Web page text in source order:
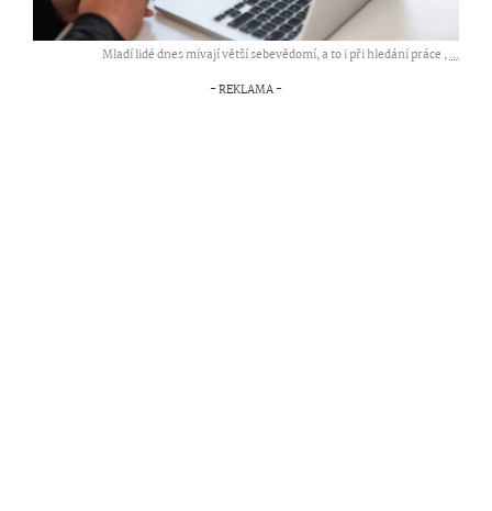
Mladí lidé dnes mívají větší sebevědomí, a to i při hledání práce ,...